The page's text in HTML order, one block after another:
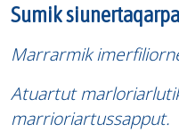
Sumik
Marrarmik
Atuartut
marrioriartussapput.